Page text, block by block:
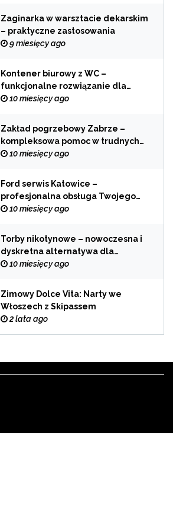
Zaginarka w warsztacie dekarskim
– praktyczne zastosowania
9 miesięcy ago
Kontener biurowy z WC –
funkcjonalne rozwiązanie dla
każdej branży
10 miesięcy ago
Zakład pogrzebowy Zabrze –
kompleksowa pomoc w trudnych
chwilach
10 miesięcy ago
Ford serwis Katowice –
profesjonalna obsługa Twojego
samochodu
10 miesięcy ago
Torby nikotynowe – nowoczesna i
dyskretna alternatywa dla
tradycyjnego palenia
10 miesięcy ago
Zimowy Dolce Vita: Narty we
Włoszech z Skipassem
2 lata ago